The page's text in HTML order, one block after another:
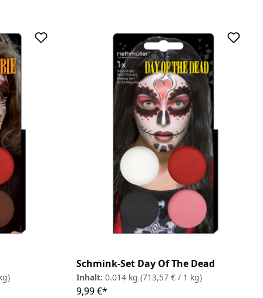
Schmink-Set Day Of The Dead
Inhalt:0.014 kg(713,57 € / 1 kg)
9,99 €*